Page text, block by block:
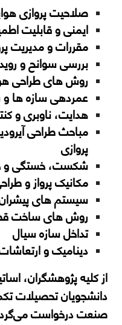
صلاحیت پروازی
ایمنی و قابلیت
مقررات و مدیریت
بررسی سوانح و
روش های طراحی
عمردهی سازه ها
هدایت، ناوبری و
مباحث طراحی
پروازی
شکست، خستگی و
مکانیک پرواز و
سیستم های پیشران
روش های ساخت
تداخل سازه سیال
دینامیک و
از کلیه پژوهشگران،
دانشجویان تحصیلات
صنعت درخواست